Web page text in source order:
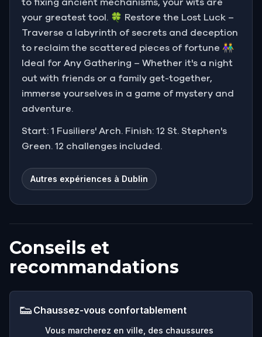
to fixing ancient mechanisms, your wits are
your greatest tool. 🍀 Restore the Lost Luck –
Traverse a labyrinth of secrets and deception
to reclaim the scattered pieces of fortune 👫
Ideal for Any Gathering – Whether it's a night
out with friends or a family get-together,
immerse yourselves in a game of mystery and
adventure.
Start: 1 Fusiliers' Arch. Finish: 12 St. Stephen's
Green. 12 challenges included.
Autres expériences à Dublin
Conseils et
recommandations
👟 Chaussez-vous confortablement
Vous marcherez en ville, des chaussures